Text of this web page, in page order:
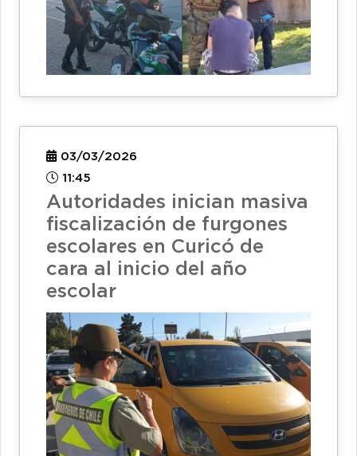
03/03/2026
11:45
Autoridades inician masiva
fiscalización de furgones
escolares en Curicó de
cara al inicio del año
escolar